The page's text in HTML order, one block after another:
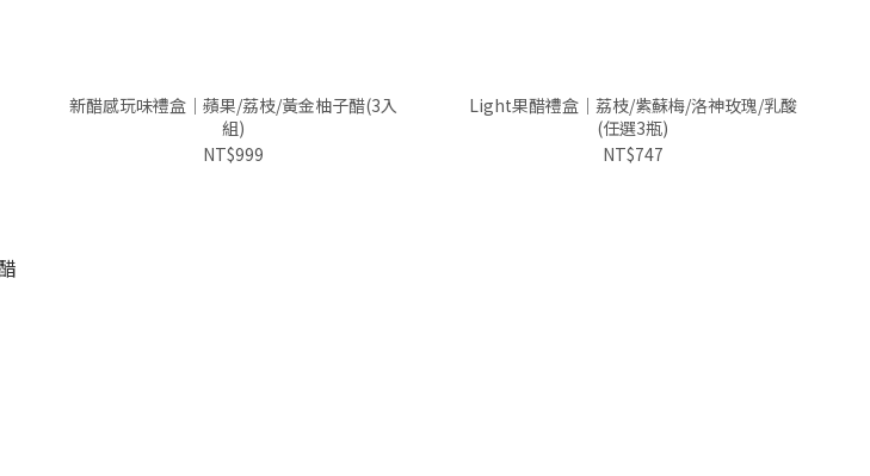
新醋感玩味禮盒｜蘋果/荔枝/黃金柚子醋(3入
組)
NT$999
Light果醋禮盒｜荔枝/紫蘇梅/洛神玫瑰/乳酸
(任選3瓶)
NT$747